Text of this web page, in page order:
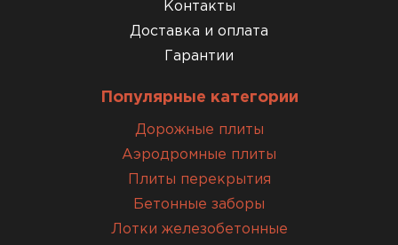
Контакты
Доставка и оплата
Гарантии
Популярные категории
Дорожные плиты
Аэродромные плиты
Плиты перекрытия
Бетонные заборы
Лотки железобетонные